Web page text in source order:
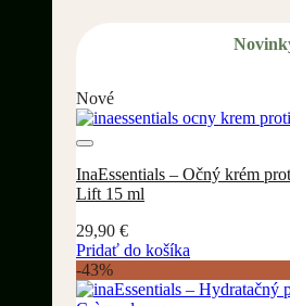
Nové
InaEssentials – Očný krém
Lift 15 ml
29,90 €
Pridať do košíka
-43%